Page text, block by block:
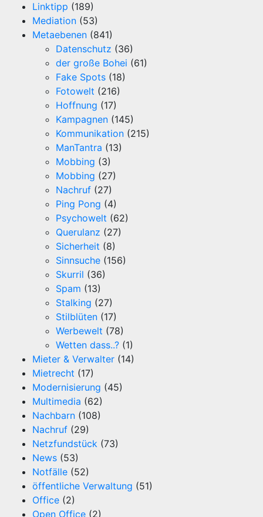
Linktipp (189)
Mediation (53)
Metaebenen (841)
Datenschutz (36)
der große Bohei (61)
Fake Spots (18)
Fotowelt (216)
Hoffnung (17)
Kampagnen (145)
Kommunikation (215)
ManTantra (13)
Mobbing (3)
Mobbing (27)
Nachruf (27)
Ping Pong (4)
Psychowelt (62)
Querulanz (27)
Sicherheit (8)
Sinnsuche (156)
Skurril (36)
Spam (13)
Stalking (27)
Stilblüten (17)
Werbewelt (78)
Wetten dass..? (1)
Mieter & Verwalter (14)
Mietrecht (17)
Modernisierung (45)
Multimedia (62)
Nachbarn (108)
Nachruf (29)
Netzfundstück (73)
News (53)
Notfälle (52)
öffentliche Verwaltung (51)
Office (2)
Open Office (2)